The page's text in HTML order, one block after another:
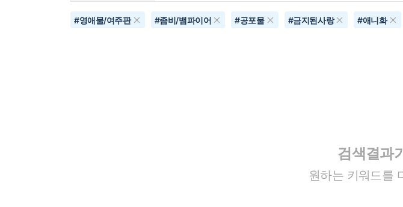
#영애물/여주판 #좀비/뱀파이어 #공포물 #금지된사랑 #애니화
검색결과
원하는 키워드를